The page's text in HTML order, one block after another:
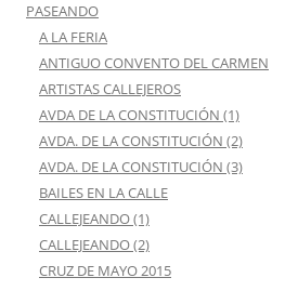
PASEANDO
A LA FERIA
ANTIGUO CONVENTO DEL CARMEN
ARTISTAS CALLEJEROS
AVDA DE LA CONSTITUCIÓN (1)
AVDA. DE LA CONSTITUCIÓN (2)
AVDA. DE LA CONSTITUCIÓN (3)
BAILES EN LA CALLE
CALLEJEANDO (1)
CALLEJEANDO (2)
CRUZ DE MAYO 2015